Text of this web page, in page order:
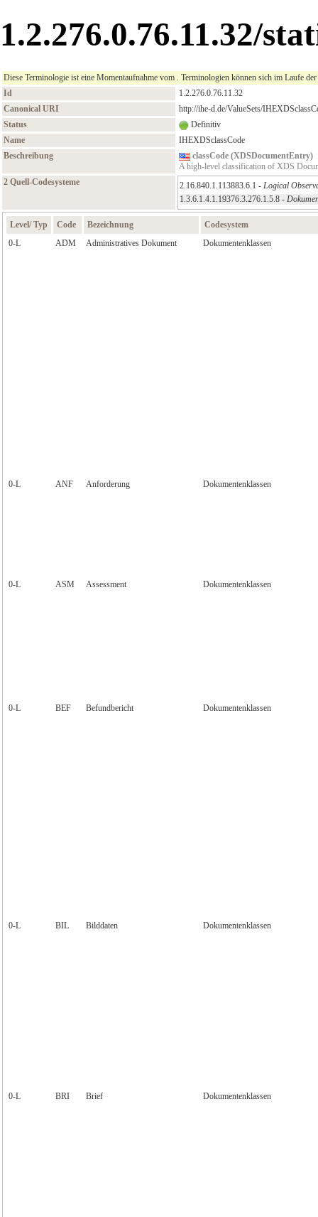
1.2.276.0.76.11.32/
Diese Terminologie ist eine Momentaufnahme vom . Terminologien können sich im Laufe
Id
1.2.276.0.76.11.32
Canonical URI
http://ihe-d.de/ValueSets/
Status
Definitiv
Name
IHEXDSclassCode
Beschreibung
classCode (XDSDocumentEntry)
A high-level classification of XDS
2 Quell-Codesysteme
2.16.840.1.113883.6.1 - Logical
1.3.6.1.4.1.19376.3.276.1.5.8 -
Level/ Typ Code Bezeichnung
Codesystem
0‑L
ADM Administratives Dokument Dokumentenklassen
0‑L ANF Anforderung Dokumentenklassen
0‑L ASM Assessment Dokumentenklassen
0‑L BEF Befundbericht Dokumentenklassen
0‑L BIL Bilddaten Dokumentenklassen
0‑L BRI Brief Dokumentenklassen